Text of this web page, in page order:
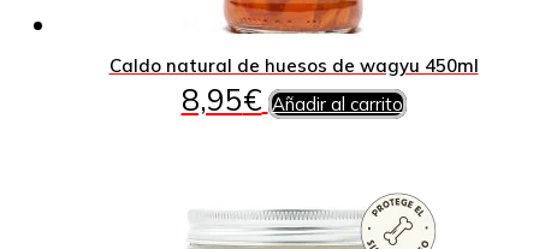
Caldo natural de huesos de wagyu 450ml
8,95€ Añadir al carrito